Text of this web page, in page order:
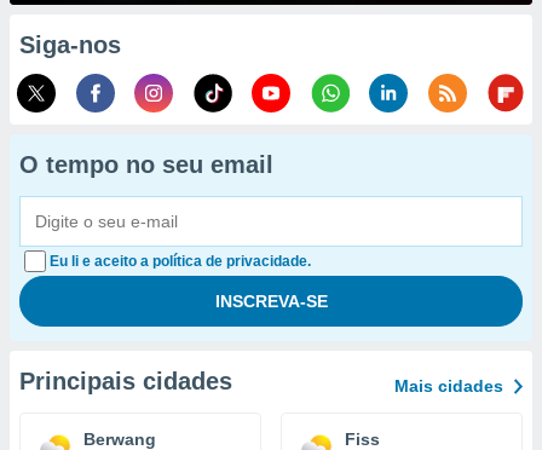
Siga-nos
O tempo no seu email
Eu li e aceito a política de privacidade.
Principais cidades Mais cidades
Berwang Fiss